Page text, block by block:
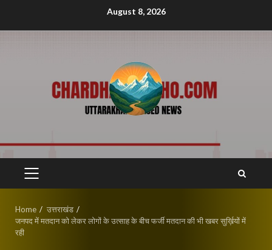
August 8, 2026
PRIMARY
Home
उत्तराखंड
जनपद में मतदान को लेकर लोगों के उत्साह के बीच फर्जी मतदान की भी खबर सुर्ख़ियों में
रही